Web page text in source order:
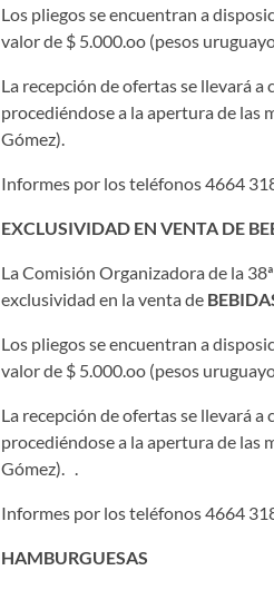
Los pliegos se encuentran a
valor de $ 5.000.oo (pesos
La recepción de ofertas se llevará
procediéndose a la apertura de las
Gómez).
Informes por los teléfonos 4664
EXCLUSIVIDAD EN VENTA DE
La Comisión Organizadora de la
exclusividad en la venta de
Los pliegos se encuentran a
valor de $ 5.000.oo (pesos
La recepción de ofertas se llevará
procediéndose a la apertura de las
Gómez). .
Informes por los teléfonos 4664
HAMBURGUESAS